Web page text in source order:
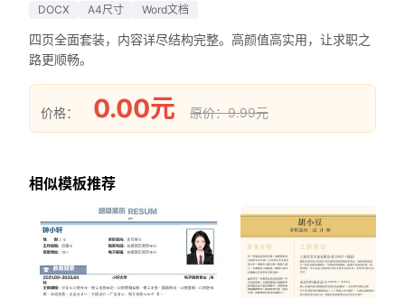
DOCX A4尺寸 Word文档
四页全面套装，内容详尽结构完整。高颜值高实用，让求职之
路更顺畅。
价格： 0.00元 原价：9.99元
相似模板推荐